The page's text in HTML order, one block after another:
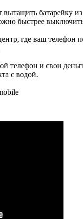
вытащить батарейку
быстрее
где ваш телефон
телефон и свои
с водой.